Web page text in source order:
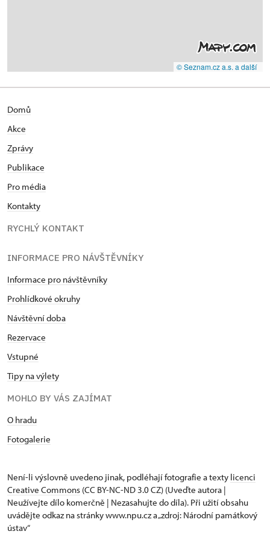
© Seznam.cz a.s. a další
Domů
Akce
Zprávy
Publikace
Pro média
Kontakty
RYCHLÝ KONTAKT
INFORMACE PRO NÁVŠTĚVNÍKY
Informace pro návštěvníky
Prohlídkové okruhy
Návštěvní doba
Rezervace
Vstupné
Tipy na výlety
MOHLO BY VÁS ZAJÍMAT
O hradu
Fotogalerie
Není-li výslovně uvedeno jinak, podléhají fotografie a texty licenci
Creative Commons (CC BY-NC-ND 3.0 CZ) (Uveďte autora |
Neužívejte dílo komerčně | Nezasahujte do díla). Při užití obsahu
uvádějte odkaz na stránky www.npu.cz a „zdroj: Národní památkový
ústav“